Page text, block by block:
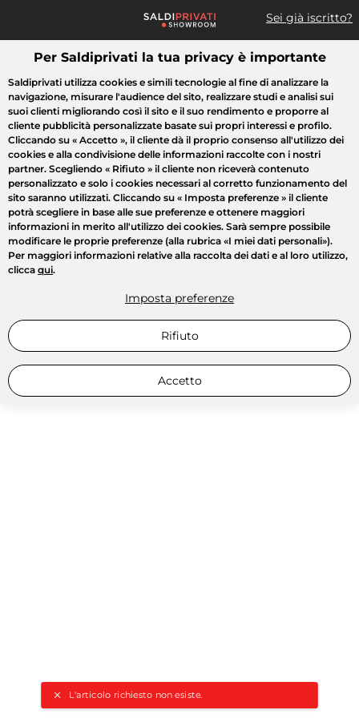
Sei già iscritto?
Cosa cerchi?
L'articolo richiesto non esiste.
Tutte le vendite Moda Casa Bellezza Elettrodomestici
Per Saldiprivati la tua privacy è importante
Saldiprivati utilizza cookies e simili tecnologie al fine di analizzare la
navigazione, misurare l'audience del sito, realizzare studi e analisi sui
suoi clienti migliorando così il sito e il suo rendimento e proporre al
cliente pubblicità personalizzate basate sui propri interessi e profilo.
Cliccando su « Accetto », il cliente dà il proprio consenso all'utilizzo dei
cookies e alla condivisione delle informazioni raccolte con i nostri
partner. Scegliendo « Rifiuto » il cliente non riceverà contenuto
personalizzato e solo i cookies necessari al corretto funzionamento del
sito saranno utilizzati. Cliccando su « Imposta preferenze » il cliente
potrà scegliere in base alle sue preferenze e ottenere maggiori
informazioni in merito all'utilizzo dei cookies. Sarà sempre possibile
modificare le proprie preferenze (alla rubrica «I miei dati personali»).
Per maggiori informazioni relative alla raccolta dei dati e al loro utilizzo,
clicca qui.
Imposta preferenze
Rifiuto
Accetto